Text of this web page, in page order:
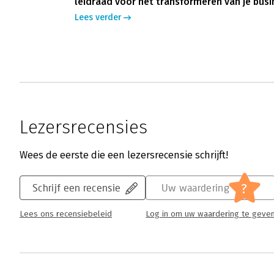
Lees verder
Lezersrecensies
Wees de eerste die een lezersrecensie schrijft!
Schrijf een recensie
Lees ons recensiebeleid
Uw waardering ?
Log in om uw waardering te geven